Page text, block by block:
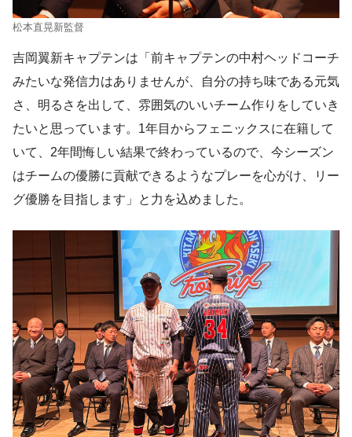
松本直晃新監督
吉岡翼新キャプテンは「前キャプテンの中村ヘッドコーチ
みたいな発信力はありませんが、自分の持ち味である元気
さ、明るさを出して、雰囲気のいいチーム作りをしていき
たいと思っています。1年目からフェニックスに在籍して
いて、2年間悔しい結果で終わっているので、今シーズン
はチームの優勝に貢献できるようなプレーを心がけ、リー
グ優勝を目指します」と力を込めました。